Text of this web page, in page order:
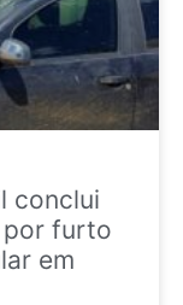
conclui
por furto
em